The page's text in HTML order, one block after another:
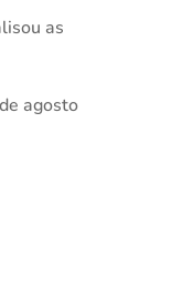
as
agosto